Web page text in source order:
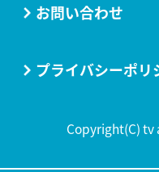
お問い合わせ
プライバシーポリ
Copyright(C) tv